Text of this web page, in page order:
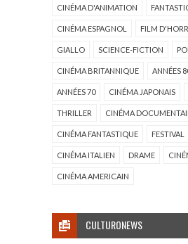
CINÉMA D'ANIMATION
CINÉMA ESPAGNOL FILM
GIALLO SCIENCE-FICTION
CINÉMA BRITANNIQUE ANNÉES
ANNÉES 70 CINÉMA JAPONAIS
THRILLER CINÉMA
CINÉMA FANTASTIQUE FESTIVAL
CINÉMA ITALIEN DRAME
CINÉMA AMERICAIN
CULTURONEWS